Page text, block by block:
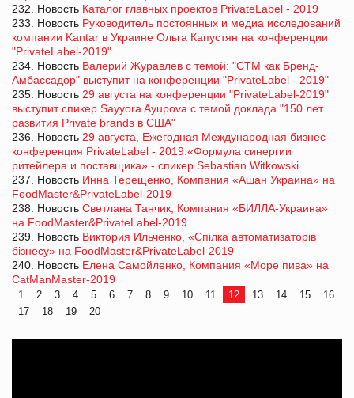
232. Новость Каталог главных проектов PrivateLabel - 2019
233. Новость Руководитель постоянных и медиа исследований
компании Kantar в Украине Ольга Капустян на конференции
"PrivateLabel-2019"
234. Новость Валерий Журавлев с темой: "СТМ как Бренд-
Амбассадор" выступит на конференции "PrivateLabel - 2019"
235. Новость 29 августа на конференции "PrivateLabel-2019"
выступит спикер Sayyora Ayupova с темой доклада "150 лет
развития Private brands в США"
236. Новость 29 августа, Ежегодная Международная бизнес-
конференция PrivateLabel - 2019:«Формула синергии
ритейлера и поставщика» - спикер Sebastian Witkowski
237. Новость Инна Терещенко, Компания «Ашан Украина» на
FoodMaster&PrivateLabel-2019
238. Новость Светлана Танчик, Компания «БИЛЛА-Украина»
на FoodMaster&PrivateLabel-2019
239. Новость Виктория Ильченко, «Спілка автоматизаторів
бізнесу» на FoodMaster&PrivateLabel-2019
240. Новость Елена Самойленко, Компания «Море пива» на
CatManMaster-2019
1 2 3 4 5 6 7 8 9 10 11 12 13 14 15
16
17
18 19 20